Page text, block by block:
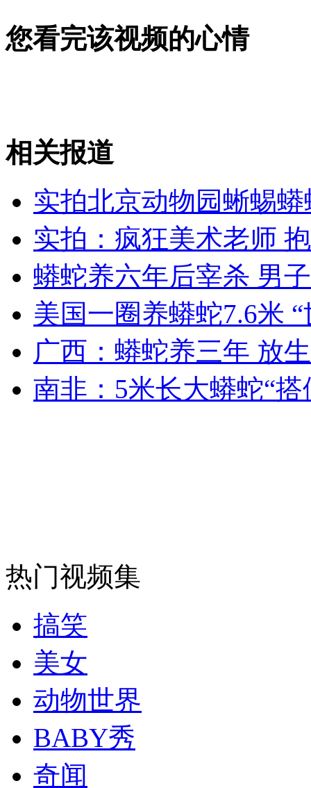
外交部：反对强权政治霸凌主义
安徽一实载49人客车翻车
走！跟着总书记去植树
消防员救轻生者 花炮节热闹非凡 减压"枕头大战"
纽约上演“枕头大战”
您看完该视频的心情
相关报道
实拍北京动物园蜥蜴
实拍：疯狂美术老师
蟒蛇养六年后宰杀 男
美国一圈养蟒蛇7.6米
广西：蟒蛇养三年 放
南非：5米长大蟒蛇“搭
热门视频集
搞笑
美女
动物世界
BABY秀
奇闻